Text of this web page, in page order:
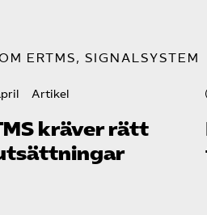
ERTMS, SIGNALSYSTEM
Artikel
kräver rätt